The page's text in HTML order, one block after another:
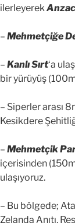
ilerleyerek
– Mehmetçiğe
– Kanlı Sırt‘a
bir yürüyüş
– Siperler arası
Kesikdere
– Mehmetçik
içerisinden
ulaşıyoruz.
– Bu bölgede;
Zelanda Anıtı,